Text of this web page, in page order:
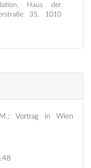
Haus der
35, 1010
Vortrag in Wien